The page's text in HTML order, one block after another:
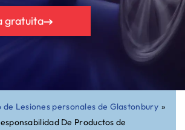
gratuita
de Lesiones personales de Glastonbury »
De Productos de